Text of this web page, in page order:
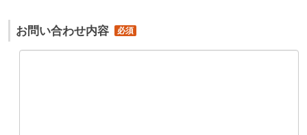
お問い合わせ内容